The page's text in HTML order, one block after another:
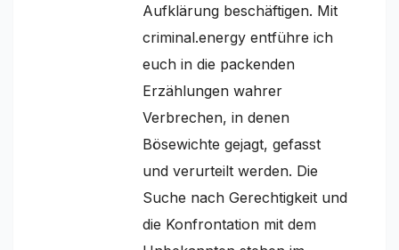
Aufklärung beschäftigen. Mit
criminal.energy entführe ich
euch in die packenden
Erzählungen wahrer
Verbrechen, in denen
Bösewichte gejagt, gefasst
und verurteilt werden. Die
Suche nach Gerechtigkeit und
die Konfrontation mit dem